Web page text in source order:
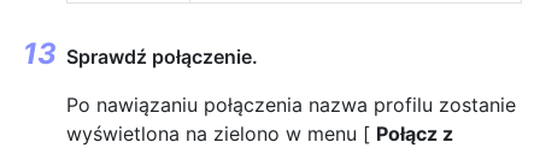
Sprawdź połączenie.
Po nawiązaniu połączenia nazwa profilu zostanie
wyświetlona na zielono w menu [ Połącz z